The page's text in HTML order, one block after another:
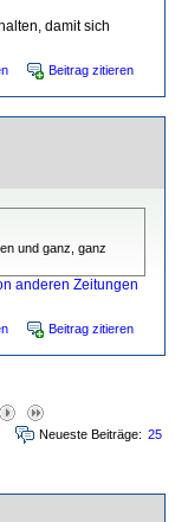
damit sich
Beitrag zitieren
und ganz, ganz
anderen Zeitungen
Beitrag zitieren
Neueste Beiträge: 25